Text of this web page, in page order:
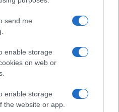
send me
enable storage
on web or
enable storage
the website or app.
cuáles son…